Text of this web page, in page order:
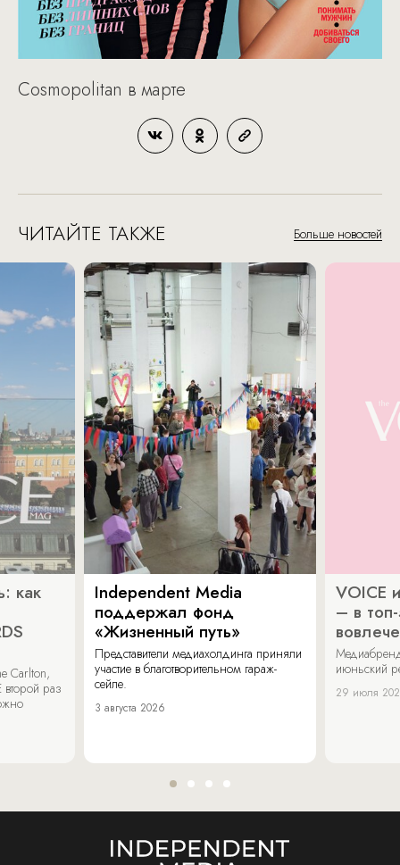
Cosmopolitan в марте
ЧИТАЙТЕ ТАКЖЕ Больше новостей
как
Carlton,
раз
Independent Media
поддержал фонд
«Жизненный путь»
Представители медиахолдинга приняли
участие в благотворительном гараж-
сейле.
3 августа 2026
VOICE
– в
июньский
29 июля